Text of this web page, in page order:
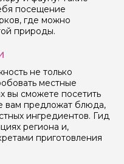
посещение
где можно
природы.
не только
местные
вы сможете посетить
вам предложат блюда,
ингредиентов. Гид
региона и,
приготовления